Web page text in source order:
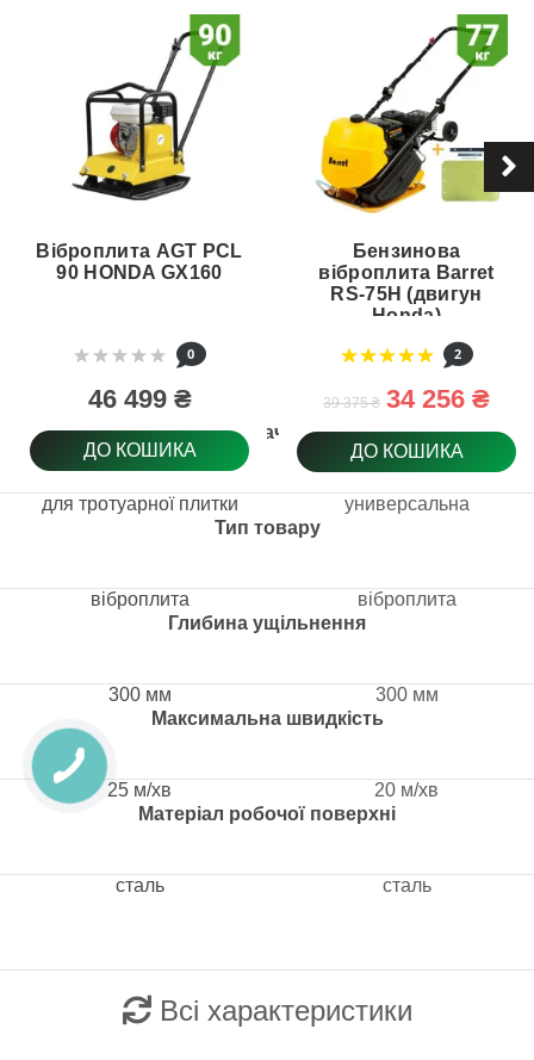
Призначення
Тип товару
Глибина ущільнення
Максимальна швидкість
Матеріал робочої поверхні
Віброплита AGT PCL
90 HONDA GX160
0
46 499 ₴
ДО КОШИКА
для тротуарної плитки
віброплита
300 мм
25 м/хв
сталь
Бензинова
віброплита Barret
RS-75H (двигун
Honda)
2
39 375 ₴ 34 256 ₴
ДО КОШИКА
универсальна
віброплита
300 мм
20 м/хв
сталь
Всі характеристики